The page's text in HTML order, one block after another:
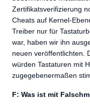
Zertifikatsverifizierung
Cheats auf Kernel-
Treiber nur für
war, haben wir ihn
neuen veröffentlichten.
würden Tastaturen mit
zugegebenermaßen
F: Was ist mit